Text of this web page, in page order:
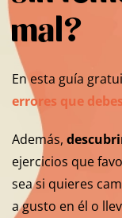
mal?
En esta guía
errores que
Además,
ejercicios que
sea si quieres
a gusto en él o